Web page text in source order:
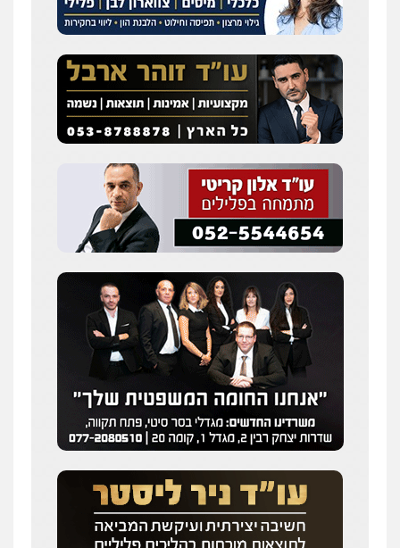
שחר לדובסקי, עו"ד
פלילי מעצרים וחקירות עבירות המתה עורכי
0507913332
עו"ד איהאב ג'לג'ולי
פלילי מעצרים וחקירות עורכי דין לענייני
אסירים
0505216700
עו"ד שלומי שרון
פלילי צבאי מעצרים וחקירות
עו"ד אלון קריטי
פלילי כלכלי אלימות סמים מעצרים
0525544654
מנשה, אלמוג – עורכי דין
פלילי עבירות תנועה צווארון לבן תעבורה
עורכי דין לענייני אסירים מעצרים וחקירות
0546470989
עו"ד זוהר ארבל
פלילי פשיעה חמורה מעצרים וחקירות